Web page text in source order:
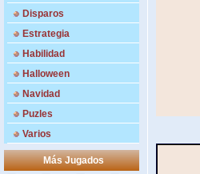
Disparos
Estrategia
Habilidad
Halloween
Navidad
Puzles
Varios
Más Jugados